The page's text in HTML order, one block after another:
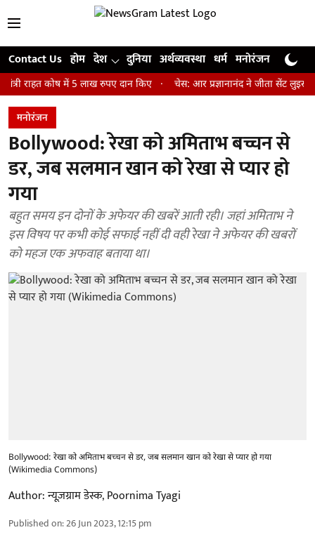
Contact Us होम देश दुनिया अर्थव्यवस्था धर्म मनोरंजन खेल
कोष में 5 लाख रुपए दान किए चेस: आर प्रज्ञानानंद ने जीता सेंट लुइस रैपिड
मनोरंजन
Bollywood: रेखा को अमिताभ बच्चन से
डर, जब सलमान खान को रेखा से प्यार हो
गया
बहुत समय इन दोनों के अफेयर की खबरें आती रही। जहां अमिताभ ने
इस विषय पर कभी कोई सफाई नहीं दी वही रेखा ने अफेयर की खबरों
को महज एक अफवाह बताया था।
Bollywood: रेखा को अमिताभ बच्चन से डर, जब सलमान खान को रेखा से प्यार हो गया
(Wikimedia Commons)
Author:न्यूज़ग्राम डेस्क,Poornima Tyagi
Published on:26 Jun 2023, 12:15 pm